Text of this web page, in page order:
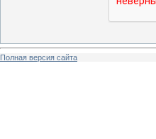
Полная версия сайта